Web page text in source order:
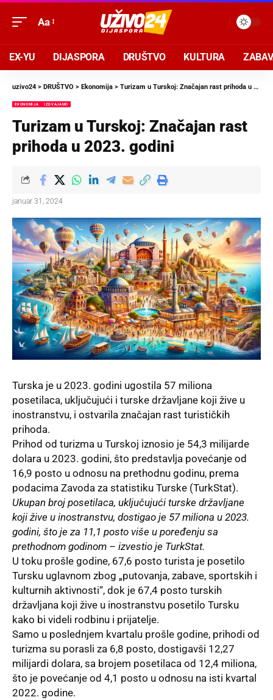
Aa
EX-YU DIJASPORA DRUŠTVO KULTURA
uzivo24 > DRUŠTVO > Ekonomija > Turizam u Turskoj: Značajan rast prihoda u 2023. godini
EKONOMIJA IZDVAJAMO
Turizam u Turskoj: Značajan rast
prihoda u 2023. godini
januar 31, 2024
Turska je u 2023. godini ugostila 57 miliona
posetilaca, uključujući i turske državljane koji žive u
inostranstvu, i ostvarila značajan rast turističkih
prihoda.
Prihod od turizma u Turskoj iznosio je 54,3 milijarde
dolara u 2023. godini, što predstavlja povećanje od
16,9 posto u odnosu na prethodnu godinu, prema
podacima Zavoda za statistiku Turske (TurkStat).
Ukupan broj posetilaca, uključujući turske državljane
koji žive u inostranstvu, dostigao je 57 miliona u 2023.
godini, što je za 11,1 posto više u poređenju sa
prethodnom godinom – izvestio je TurkStat.
U toku prošle godine, 67,6 posto turista je posetilo
Tursku uglavnom zbog „putovanja, zabave, sportskih i
kulturnih aktivnosti“, dok je 67,4 posto turskih
državljana koji žive u inostranstvu posetilo Tursku
kako bi videli rodbinu i prijatelje.
Samo u poslednjem kvartalu prošle godine, prihodi od
turizma su porasli za 6,8 posto, dostigavši 12,27
milijardi dolara, sa brojem posetilaca od 12,4 miliona,
što je povećanje od 4,1 posto u odnosu na isti kvartal
2022. godine.